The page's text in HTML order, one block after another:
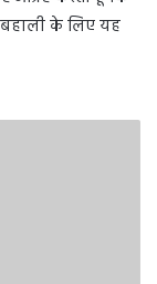
बहाली के लिए यह